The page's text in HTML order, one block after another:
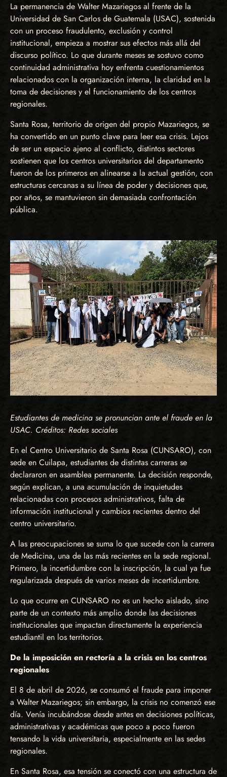
La permanencia de Walter Mazariegos al frente de la
Universidad de San Carlos de Guatemala (USAC), sostenida
con un proceso fraudulento, exclusión y control
institucional, empieza a mostrar sus efectos más allá del
discurso político. Lo que durante meses se sostuvo como
continuidad administrativa hoy enfrenta cuestionamientos
relacionados con la organización interna, la claridad en la
toma de decisiones y el funcionamiento de los centros
regionales.
Santa Rosa, territorio de origen del propio Mazariegos, se
ha convertido en un punto clave para leer esa crisis. Lejos
de ser un espacio ajeno al conflicto, distintos sectores
sostienen que los centros universitarios del departamento
fueron de los primeros en alinearse a la actual gestión, con
estructuras cercanas a su línea de poder y decisiones que,
por años, se mantuvieron sin demasiada confrontación
pública.
Estudiantes de medicina se pronuncian ante el fraude en la
USAC. Créditos: Redes sociales
En el Centro Universitario de Santa Rosa (CUNSARO), con
sede en Cuilapa, estudiantes de distintas carreras se
declararon en asamblea permanente. La decisión responde,
según explican, a una acumulación de inquietudes
relacionadas con procesos administrativos, falta de
información institucional y cambios recientes dentro del
centro universitario.
A las preocupaciones se suma lo que sucede con la carrera
de Medicina, una de las más recientes en la sede regional.
Primero, la incertidumbre con la inscripción, la cual ya fue
regularizada después de varios meses de incertidumbre.
Lo que ocurre en CUNSARO no es un hecho aislado, sino
parte de un contexto más amplio donde las decisiones
institucionales que impactan directamente la experiencia
estudiantil en los territorios.
De la imposición en rectoría a la crisis en los centros
regionales
El 8 de abril de 2026, se consumó el fraude para imponer
a Walter Mazariegos; sin embargo, la crisis no comenzó ese
día. Venía incubándose desde antes en decisiones políticas,
administrativas y académicas que poco a poco fueron
tensando la vida universitaria, especialmente en las sedes
regionales.
En Santa Rosa, esa tensión se conectó con una estructura de